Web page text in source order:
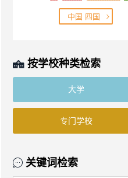
中国 四国
按学校种类检索
大学
专门学校
关键词检索